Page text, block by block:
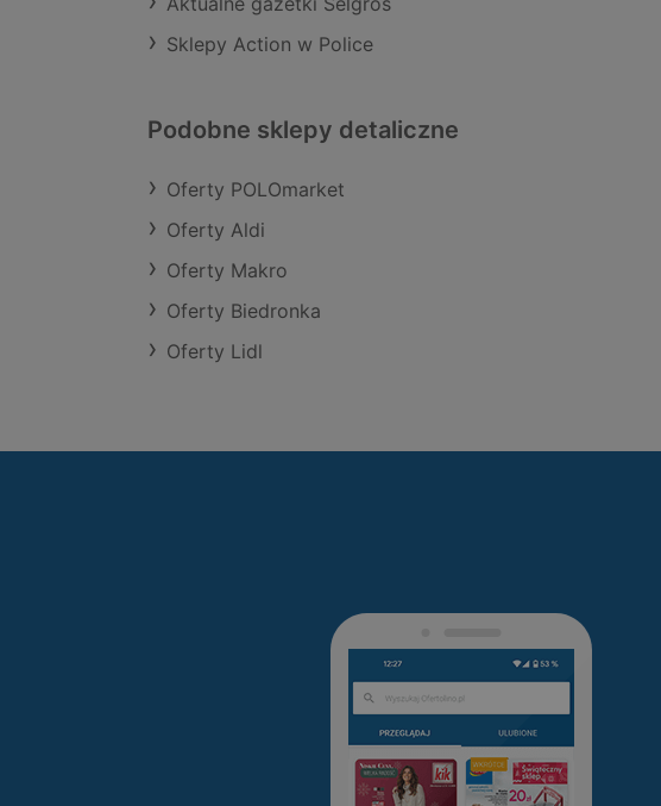
Sklepy Action w Police
Podobne sklepy detaliczne
Oferty POLOmarket
Oferty Aldi
Oferty Makro
Oferty Biedronka
Oferty Lidl